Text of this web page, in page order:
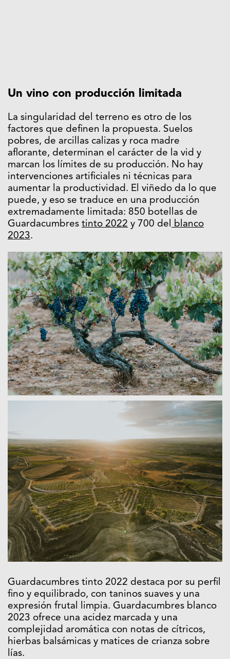
Un vino con producción limitada
La singularidad del terreno es otro de los
factores que definen la propuesta. Suelos
pobres, de arcillas calizas y roca madre
aflorante, determinan el carácter de la vid y
marcan los límites de su producción. No hay
intervenciones artificiales ni técnicas para
aumentar la productividad. El viñedo da lo que
puede, y eso se traduce en una producción
extremadamente limitada: 850 botellas de
Guardacumbres tinto 2022 y 700 del blanco
2023.
Guardacumbres tinto 2022 destaca por su perfil
fino y equilibrado, con taninos suaves y una
expresión frutal limpia. Guardacumbres blanco
2023 ofrece una acidez marcada y una
complejidad aromática con notas de cítricos,
hierbas balsámicas y matices de crianza sobre
lías.